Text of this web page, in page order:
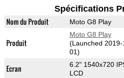
Spécifications
Nom du Produit Moto G8 Play
Produit
Moto G8 Play
(Launched 2019-
01)
Ecran
6.2" 1540x720
LCD